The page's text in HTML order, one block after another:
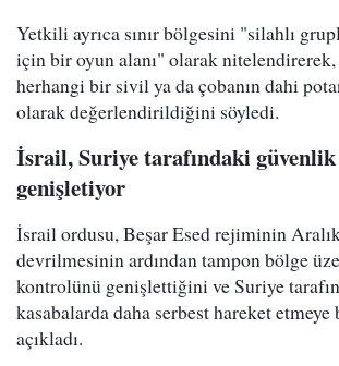
Yetkili ayrıca sınır bölgesini "silahlı
için bir oyun alanı" olarak
herhangi bir sivil ya da çobanın dahi
olarak değerlendirildiğini söyledi.
İsrail, Suriye tarafındaki güvenlik
genişletiyor
İsrail ordusu, Beşar Esed rejiminin
devrilmesinin ardından tampon bölge
kontrolünü genişlettiğini ve Suriye
kasabalarda daha serbest hareket etmeye
açıkladı.